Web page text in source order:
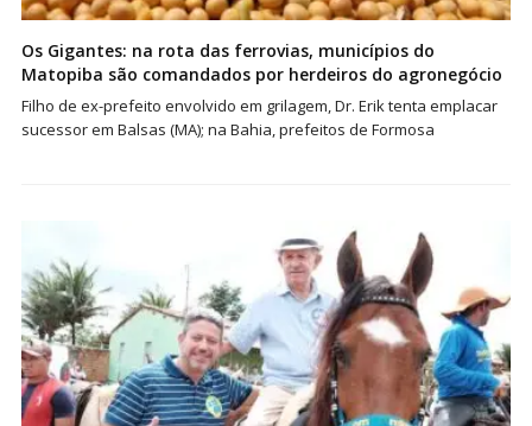
Os Gigantes: na rota das ferrovias, municípios do
Matopiba são comandados por herdeiros do agronegócio
Filho de ex-prefeito envolvido em grilagem, Dr. Erik tenta emplacar
sucessor em Balsas (MA); na Bahia, prefeitos de Formosa